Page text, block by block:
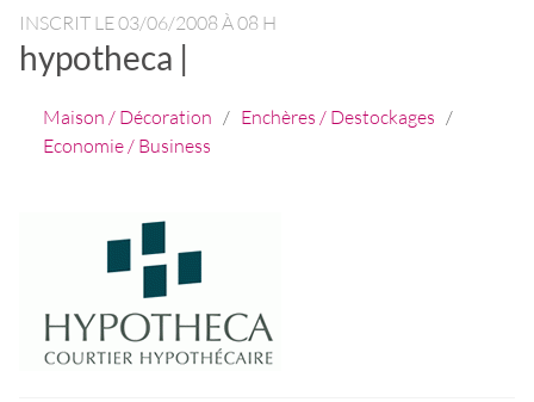
INSCRIT LE03/06/2008 À 08 H
hypotheca |
Maison / Décoration / Enchères / Destockages /
Economie / Business